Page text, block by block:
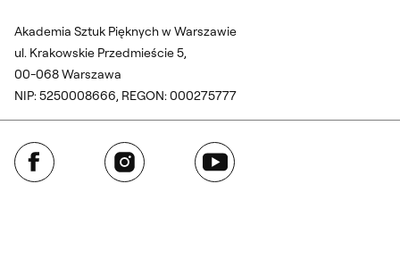
Akademia Sztuk Pięknych w Warszawie
ul. Krakowskie Przedmieście 5,
00-068 Warszawa
NIP: 5250008666, REGON: 000275777
Facebook Instagram YouTube